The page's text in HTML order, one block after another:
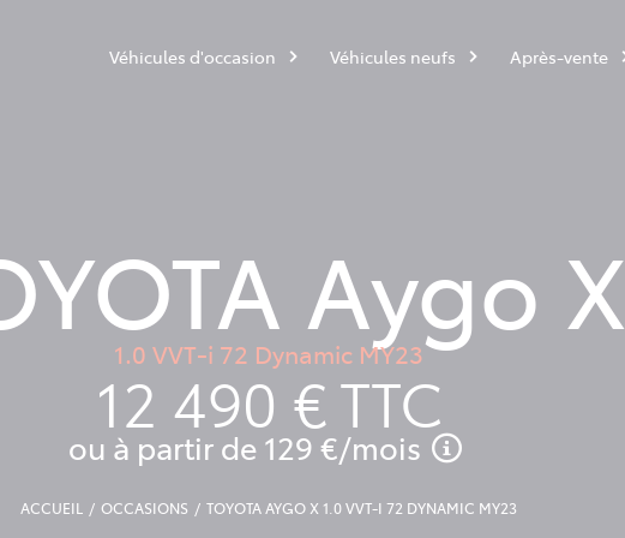
Véhicules d'occasion Véhicules neufs Après-vente
Aygo X
1.0 VVT-i 72 Dynamic MY23
12 490 €TTC
ou à partir de 129 €/mois
ACCUEIL OCCASIONS TOYOTA AYGO X 1.0 VVT-I 72 DYNAMIC MY23